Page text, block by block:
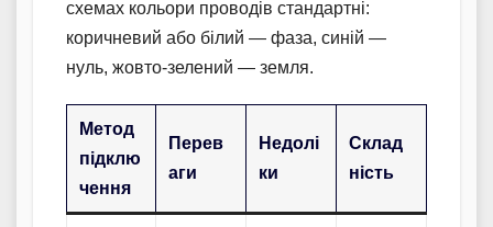
схемах кольори проводів стандартні:
коричневий або білий — фаза, синій —
нуль, жовто-зелений — земля.
Метод
підклю
чення
Перев
аги
Недолі
ки
Склад
ність